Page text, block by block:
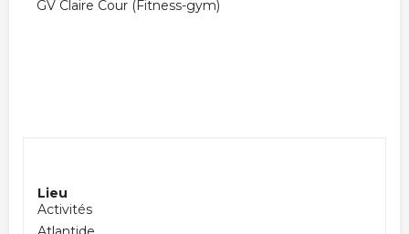
GV Claire Cour (Fitness-gym)
Lieu
Activités